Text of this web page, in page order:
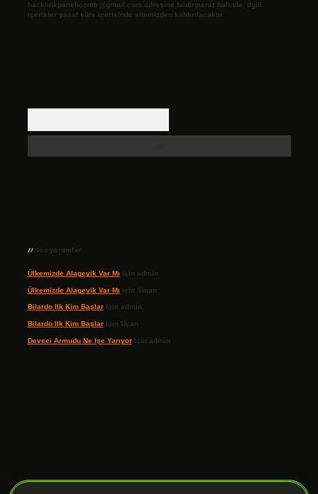
backlinkpanelicomtr@gmail.com adresine bildirmeniz halinde, ilgili
içerikler yasal süre içerisinde sitemizden kaldırılacaktır.
Son yorumlar
Ülkemizde Alageyik Var Mı için admin
Ülkemizde Alageyik Var Mı için Sinan
Bilardo Ilk Kim Başlariçin admin
Bilardo Ilk Kim Başlariçin Uçan
Deveci Armudu Ne Işe Yarıyoriçin admin